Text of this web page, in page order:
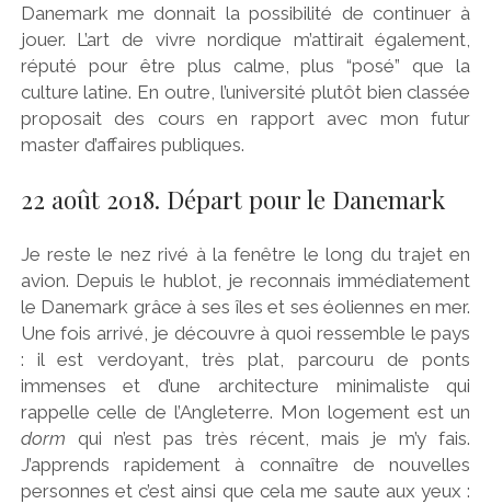
Danemark me donnait la possibilité de continuer à
jouer. L’art de vivre nordique m’attirait également,
réputé pour être plus calme, plus “posé” que la
culture latine. En outre, l’université plutôt bien classée
proposait des cours en rapport avec mon futur
master d’affaires publiques.
22 août 2018. Départ pour le Danemark
Je reste le nez rivé à la fenêtre le long du trajet en
avion. Depuis le hublot, je reconnais immédiatement
le Danemark grâce à ses îles et ses éoliennes en mer.
Une fois arrivé, je découvre à quoi ressemble le pays
: il est verdoyant, très plat, parcouru de ponts
immenses et d’une architecture minimaliste qui
rappelle celle de l’Angleterre. Mon logement est un
dorm qui n’est pas très récent, mais je m’y fais.
J’apprends rapidement à connaître de nouvelles
personnes et c’est ainsi que cela me saute aux yeux :